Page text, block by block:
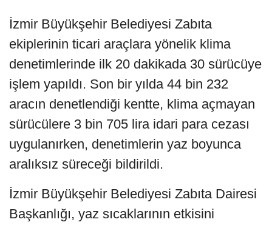
İzmir Büyükşehir Belediyesi Zabıta
ekiplerinin ticari araçlara yönelik klima
denetimlerinde ilk 20 dakikada 30 sürücüye
işlem yapıldı. Son bir yılda 44 bin 232
aracın denetlendiği kentte, klima açmayan
sürücülere 3 bin 705 lira idari para cezası
uygulanırken, denetimlerin yaz boyunca
aralıksız süreceği bildirildi.
İzmir Büyükşehir Belediyesi Zabıta Dairesi
Başkanlığı, yaz sıcaklarının etkisini